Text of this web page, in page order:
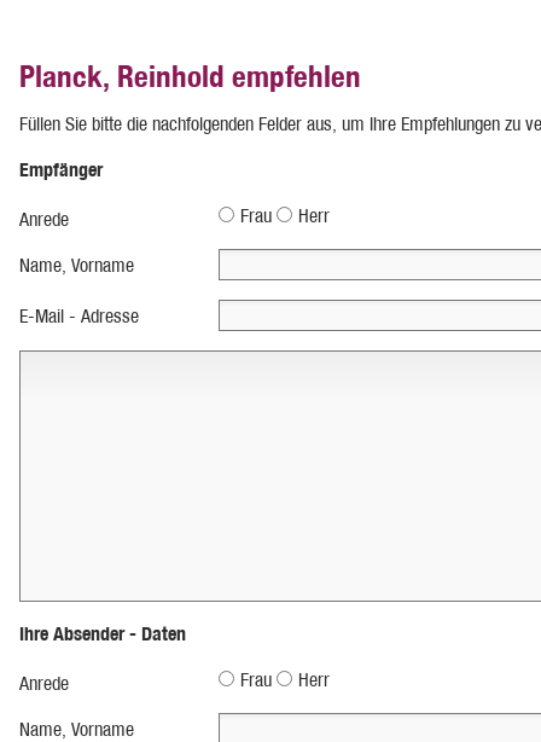
Planck, Reinhold empfehlen
Füllen Sie bitte die nachfolgenden Felder aus, um Ihre Empfehlungen zu
Empfänger
Anrede Frau Herr
Name, Vorname
E-Mail - Adresse
Ihre Absender - Daten
Anrede Frau Herr
Name, Vorname